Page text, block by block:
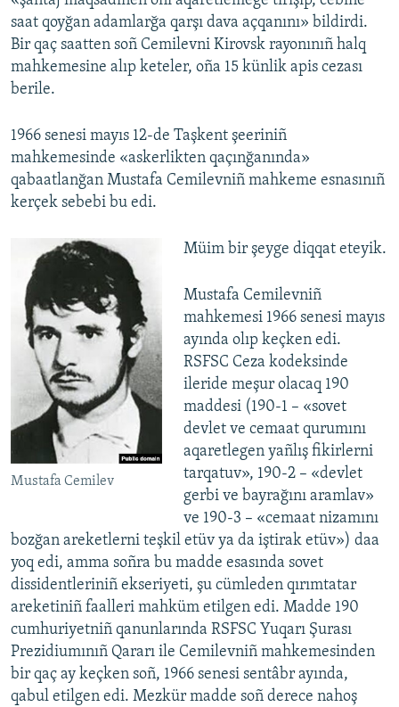
saat qoyğan adamlarğa qarşı dava açqanını» bildirdi.
Bir qaç saatten soñ Cemilevni Kirovsk rayonınıñ halq
mahkemesine alıp keteler, oña 15 künlik apis cezası
berile.
1966 senesi mayıs 12-de Taşkent şeeriniñ
mahkemesinde «askerlikten qaçınğanında»
qabaatlanğan Mustafa Cemilevniñ mahkeme esnasınıñ
kerçek sebebi bu edi.
Mustafa Cemilev
Müim bir şeyge diqqat eteyik.
Mustafa Cemilevniñ
mahkemesi 1966 senesi mayıs
ayında olıp keçken edi.
RSFSC Ceza kodeksinde
ileride meşur olacaq 190
maddesi (190-1 – «sovet
devlet ve cemaat qurumını
aqaretlegen yañlış fikirlerni
tarqatuv», 190-2 – «devlet
gerbi ve bayrağını aramlav»
ve 190-3 – «cemaat nizamını
bozğan areketlerni teşkil etüv ya da iştirak etüv») daa
yoq edi, amma soñra bu madde esasında sovet
dissidentleriniñ ekseriyeti, şu cümleden qırımtatar
areketiniñ faalleri mahküm etilgen edi. Madde 190
cumhuriyetniñ qanunlarında RSFSC Yuqarı Şurası
Prezidiumınıñ Qararı ile Cemilevniñ mahkemesinden
bir qaç ay keçken soñ, 1966 senesi sentâbr ayında,
qabul etilgen edi. Mezkür madde soñ derece nahoş